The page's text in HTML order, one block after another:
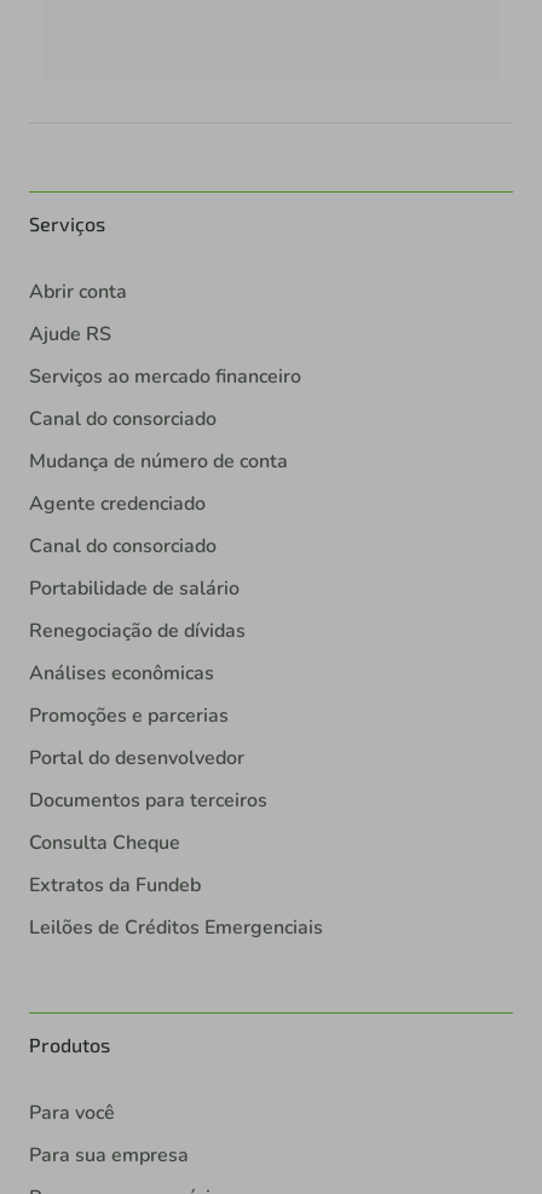
Serviços
Abrir conta
Ajude RS
Serviços ao mercado financeiro
Canal do consorciado
Mudança de número de conta
Agente credenciado
Canal do consorciado
Portabilidade de salário
Renegociação de dívidas
Análises econômicas
Promoções e parcerias
Portal do desenvolvedor
Documentos para terceiros
Consulta Cheque
Extratos da Fundeb
Leilões de Créditos Emergenciais
Produtos
Para você
Para sua empresa